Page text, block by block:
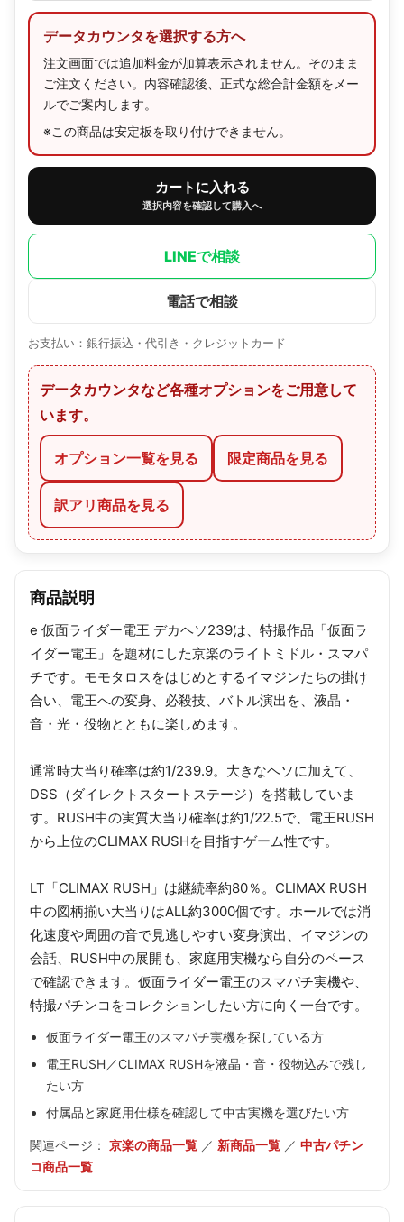
データカウンタを選択する方へ
注文画面では追加料金が加算表示されません。そのまま
ご注文ください。内容確認後、正式な総合計金額をメー
ルでご案内します。
※この商品は安定板を取り付けできません。
カートに入れる
選択内容を確認して購入へ
LINEで相談
電話で相談
お支払い：銀行振込・代引き・クレジットカード
データカウンタなど各種オプションをご用意して
います。
オプション一覧を見る 限定商品を見る
訳アリ商品を見る
商品説明
e 仮面ライダー電王 デカヘソ239は、特撮作品「仮面ラ
イダー電王」を題材にした京楽のライトミドル・スマパ
チです。モモタロスをはじめとするイマジンたちの掛け
合い、電王への変身、必殺技、バトル演出を、液晶・
音・光・役物とともに楽しめます。
通常時大当り確率は約1/239.9。大きなヘソに加えて、
DSS（ダイレクトスタートステージ）を搭載していま
す。RUSH中の実質大当り確率は約1/22.5で、電王RUSH
から上位のCLIMAX RUSHを目指すゲーム性です。
LT「CLIMAX RUSH」は継続率約80％。CLIMAX RUSH
中の図柄揃い大当りはALL約3000個です。ホールでは消
化速度や周囲の音で見逃しやすい変身演出、イマジンの
会話、RUSH中の展開も、家庭用実機なら自分のペース
で確認できます。仮面ライダー電王のスマパチ実機や、
特撮パチンコをコレクションしたい方に向く一台です。
仮面ライダー電王のスマパチ実機を探している方
電王RUSH／CLIMAX RUSHを液晶・音・役物込みで残し
たい方
付属品と家庭用仕様を確認して中古実機を選びたい方
関連ページ： 京楽の商品一覧 ／ 新商品一覧 ／ 中古パチン
コ商品一覧